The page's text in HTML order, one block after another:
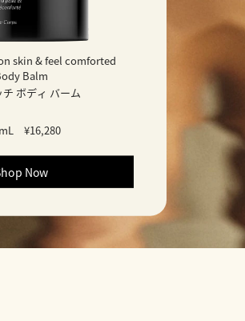
skin & feel comforted
Balm
ボディ バーム
¥16,280
Now